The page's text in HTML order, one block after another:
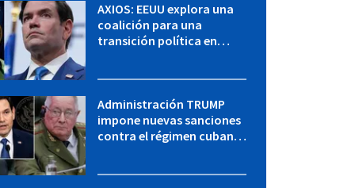
AXIOS: EEUU explora una
coalición para una
transición política en
Administración TRUMP
impone nuevas sanciones
contra el régimen cubano: